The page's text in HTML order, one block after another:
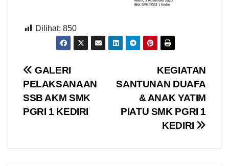
Dilihat: 850
Navigasi
pos
KEGIATAN
SANTUNAN DUAFA
& ANAK YATIM
PIATU SMK PGRI 1
KEDIRI
GALERI
PELAKSANAAN
SSB AKM SMK
PGRI 1 KEDIRI